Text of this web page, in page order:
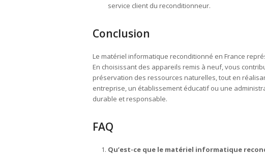
service client du reconditionneur.
Conclusion
Le matériel informatique reconditionné en France
En choisissant des appareils remis à neuf, vous
préservation des ressources naturelles, tout en
entreprise, un établissement éducatif ou une
durable et responsable.
FAQ
Qu’est-ce que le matériel informatique